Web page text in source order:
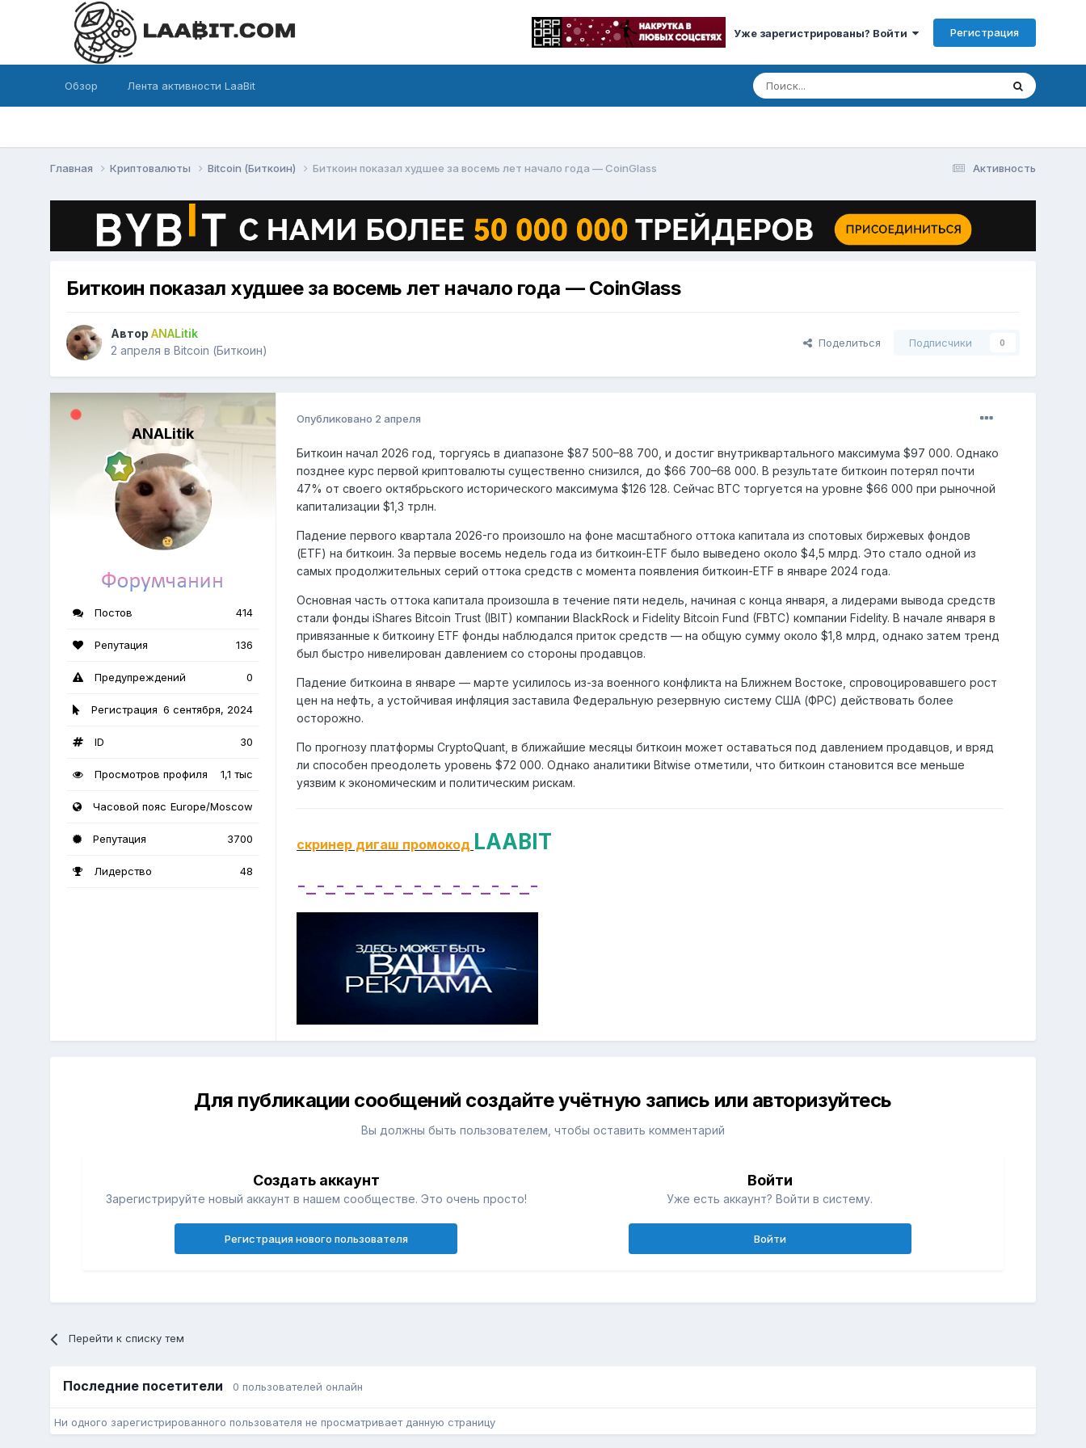
Уже зарегистрированы? Войти Регистрация
Обзор Лента активности LaaBit
Активность
Главная Криптовалюты Bitcoin (Биткоин) Биткоин показал худшее за восемь лет начало года — CoinGlass
Биткоин показал худшее за восемь лет начало года — CoinGlass
АвторANALitik
2 апреля вBitcoin (Биткоин)
Поделиться Подписчики 0
ANALitik
Постов 414
Репутация 136
Предупреждений 0
Регистрация 6 сентября, 2024
ID 30
Просмотров профиля 1,1 тыс
Часовой пояс Europe/Moscow
Репутация 3700
Лидерство 48
Опубликовано 2 апреля
Биткоин начал 2026 год, торгуясь в диапазоне $87 500–88 700, и достиг внутриквартального максимума $97 000. Однако
позднее курс первой криптовалюты существенно снизился, до $66 700–68 000. В результате биткоин потерял почти
47% от своего октябрьского исторического максимума $126 128. Сейчас BTC торгуется на уровне $66 000 при рыночной
капитализации $1,3 трлн.
Падение первого квартала 2026-го произошло на фоне масштабного оттока капитала из спотовых биржевых фондов
(ETF) на биткоин. За первые восемь недель года из биткоин-ETF было выведено около $4,5 млрд. Это стало одной из
самых продолжительных серий оттока средств с момента появления биткоин-ETF в январе 2024 года.
Основная часть оттока капитала произошла в течение пяти недель, начиная с конца января, а лидерами вывода средств
стали фонды iShares Bitcoin Trust (IBIT) компании BlackRock и Fidelity Bitcoin Fund (FBTC) компании Fidelity. В начале января в
привязанные к биткоину ETF фонды наблюдался приток средств — на общую сумму около $1,8 млрд, однако затем тренд
был быстро нивелирован давлением со стороны продавцов.
Падение биткоина в январе — марте усилилось из-за военного конфликта на Ближнем Востоке, спровоцировавшего рост
цен на нефть, а устойчивая инфляция заставила Федеральную резервную систему США (ФРС) действовать более
осторожно.
По прогнозу платформы CryptoQuant, в ближайшие месяцы биткоин может оставаться под давлением продавцов, и вряд
ли способен преодолеть уровень $72 000. Однако аналитики Bitwise отметили, что биткоин становится все меньше
уязвим к экономическим и политическим рискам.
скринер дигаш промокод LAABIT
-_-_-_-_-_-_-_-_-_-_-_-_-
Для публикации сообщений создайте учётную запись или авторизуйтесь
Вы должны быть пользователем, чтобы оставить комментарий
Создать аккаунт
Зарегистрируйте новый аккаунт в нашем сообществе. Это очень просто!
Регистрация нового пользователя
Войти
Уже есть аккаунт? Войти в систему.
Войти
Перейти к списку тем
Последние посетители 0 пользователей онлайн
Ни одного зарегистрированного пользователя не просматривает данную страницу